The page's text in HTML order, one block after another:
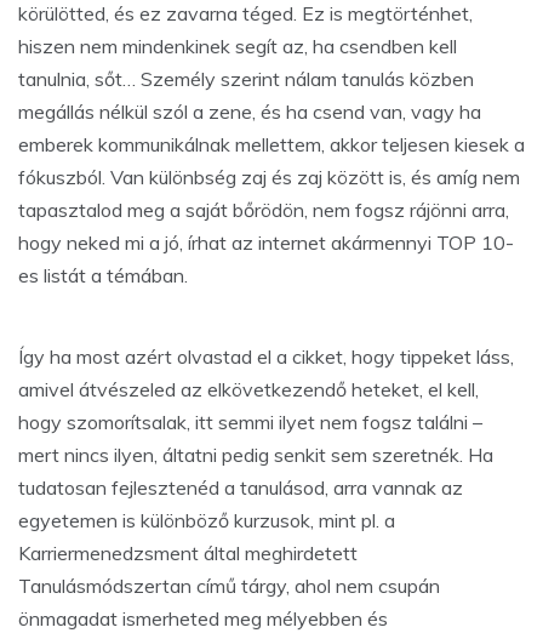
körülötted, és ez zavarna téged. Ez is megtörténhet,
hiszen nem mindenkinek segít az, ha csendben kell
tanulnia, sőt… Személy szerint nálam tanulás közben
megállás nélkül szól a zene, és ha csend van, vagy ha
emberek kommunikálnak mellettem, akkor teljesen kiesek a
fókuszból. Van különbség zaj és zaj között is, és amíg nem
tapasztalod meg a saját bőrödön, nem fogsz rájönni arra,
hogy neked mi a jó, írhat az internet akármennyi TOP 10-
es listát a témában.
Így ha most azért olvastad el a cikket, hogy tippeket láss,
amivel átvészeled az elkövetkezendő heteket, el kell,
hogy szomorítsalak, itt semmi ilyet nem fogsz találni –
mert nincs ilyen, áltatni pedig senkit sem szeretnék. Ha
tudatosan fejlesztenéd a tanulásod, arra vannak az
egyetemen is különböző kurzusok, mint pl. a
Karriermenedzsment által meghirdetett
Tanulásmódszertan című tárgy, ahol nem csupán
önmagadat ismerheted meg mélyebben és